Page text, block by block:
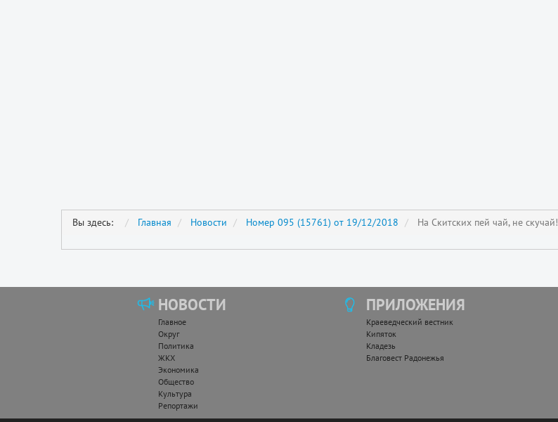
Вы здесь: Главная Новости Номер 095 (15761) от 19/12/2018 На Скитских пей чай, не скучай!
НОВОСТИ
Главное
Округ
Политика
ЖКХ
Экономика
Общество
Культура
Репортажи
ПРИЛОЖЕНИЯ
Краеведческий вестник
Кипяток
Кладезь
Благовест Радонежья